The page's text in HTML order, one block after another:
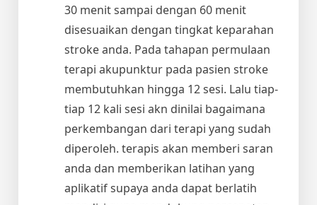
30 menit sampai dengan 60 menit
disesuaikan dengan tingkat keparahan
stroke anda. Pada tahapan permulaan
terapi akupunktur pada pasien stroke
membutuhkan hingga 12 sesi. Lalu tiap-
tiap 12 kali sesi akn dinilai bagaimana
perkembangan dari terapi yang sudah
diperoleh. terapis akan memberi saran
anda dan memberikan latihan yang
aplikatif supaya anda dapat berlatih